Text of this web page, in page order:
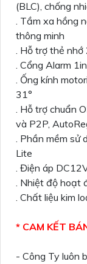
(BLC), chống
. Tầm xa hồng
thông minh
. Hỗ trợ thẻ nhớ
. Cổng Alarm
. Ống kính
31°
. Hỗ trợ chuẩn
và P2P,
. Phần mềm sử
Lite
. Điện áp
. Nhiệt độ hoạt
. Chất liệu kim
* CAM KẾT
- Công Ty luôn